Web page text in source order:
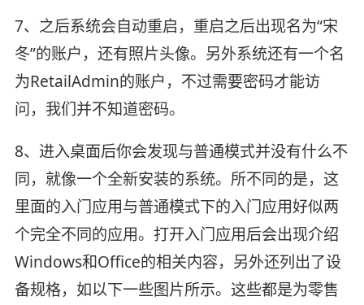
7、之后系统会自动重启，重启之后出现名为“宋
冬”的账户，还有照片头像。另外系统还有一个名
为RetailAdmin的账户，不过需要密码才能访
问，我们并不知道密码。
8、进入桌面后你会发现与普通模式并没有什么不
同，就像一个全新安装的系统。所不同的是，这
里面的入门应用与普通模式下的入门应用好似两
个完全不同的应用。打开入门应用后会出现介绍
Windows和Office的相关内容，另外还列出了设
备规格，如以下一些图片所示。这些都是为零售